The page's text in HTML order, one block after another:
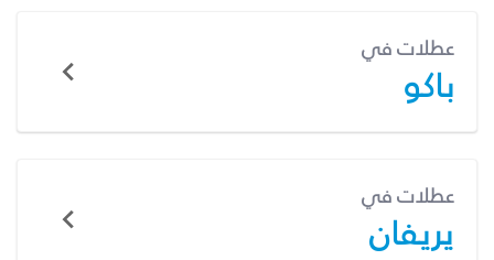
عطلات في
باكو
عطلات في
يريفان